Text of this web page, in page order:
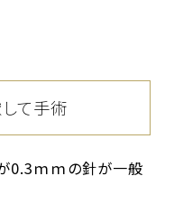
て手術
0.3ｍｍの針が一般